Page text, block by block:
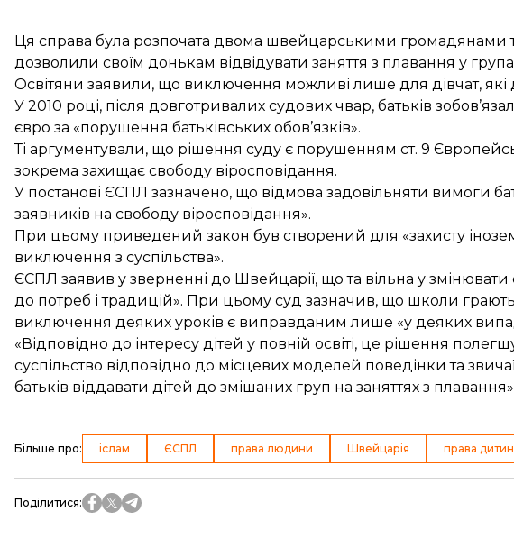
Ця справа була розпочата двома швейцарськими громадянами
дозволили своїм донькам відвідувати заняття з плавання у
Освітяни заявили, що виключення можливі лише для дівчат, які
У 2010 році, після довготривалих судових чвар, батьків
євро за «порушення батьківських обов’язків».
Ті аргументували, що рішення суду є порушенням ст. 9
зокрема захищає свободу віросповідання.
У постанові ЄСПЛ зазначено, що відмова задовільняти вимоги
заявників на свободу віросповідання».
При цьому приведений закон був створений для «захисту
виключення з суспільства».
ЄСПЛ заявив у зверненні до Швейцарії, що та вільна у змінювати
до потреб і традицій». При цьому суд зазначив, що школи грають
виключення деяких уроків є виправданим лише «у деяких
«Відповідно до інтересу дітей у повній освіті, це рішення
суспільство відповідно до місцевих моделей поведінки та
батьків віддавати дітей до змішаних груп на заняттях з
Більше про: іслам ЄСПЛ права людини Швейцарія права
Поділитися: